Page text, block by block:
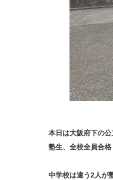
本日は大阪府下の
塾生、全校全員合
中学校は違う2人が